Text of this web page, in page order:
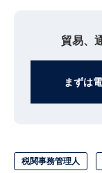
貿易、
まずは
税関事務管理人